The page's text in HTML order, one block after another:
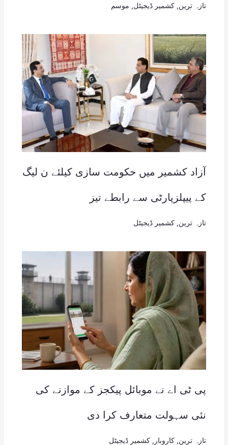
تازہ ترین کشمیر ڈیجیٹل موسم
آزاد کشمیر میں حکومت سازی کیلئے ن لیگ
کے پیپلزپارٹی سے رابطے تیز
تازہ ترین کشمیر ڈیجیٹل
پی ٹی اے نے موبائل پیکجز کے موازنے کی
نئی سہولت متعارف کرا دی
تازہ ترین کاروبار کشمیر ڈیجیٹل